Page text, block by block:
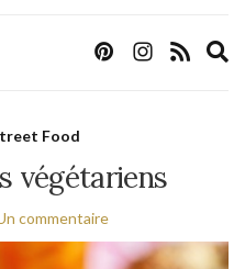
Food
végétariens
commentaire